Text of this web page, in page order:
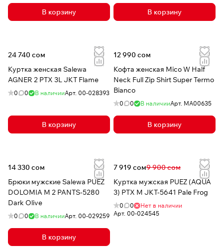
В корзину В корзину
24 740 сом
Куртка женская Salewa
AGNER 2 PTX 3L JKT Flame
0 0 В наличииАрт. 00-028393
В корзину
12 990 сом
Кофта женская Mico W Half
Neck Full Zip Shirt Super Termo
Bianco
0 0 В наличииАрт. MA00635
В корзину
14 330 сом
Брюки мужские Salewa PUEZ
DOLOMIA M 2 PANTS-5280
Dark Olive
0 0 В наличииАрт. 00-029259
В корзину
7 919 сом9 900 сом
Куртка мужская PUEZ (AQUA
3) PTX M JKT-5641 Pale Frog
0 0
Нет в наличии
Арт. 00-024545